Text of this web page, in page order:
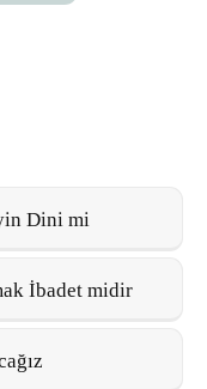
Dini mi
İbadet midir